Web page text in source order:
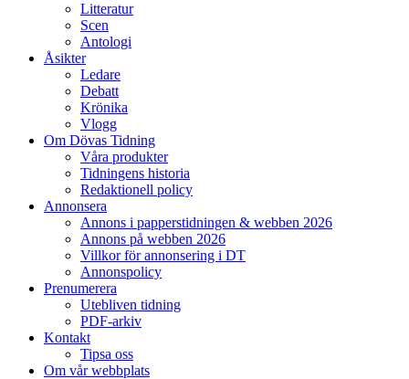
Litteratur
Scen
Antologi
Åsikter
Ledare
Debatt
Krönika
Vlogg
Om Dövas Tidning
Våra produkter
Tidningens historia
Redaktionell policy
Annonsera
Annons i papperstidningen & webben 2026
Annons på webben 2026
Villkor för annonsering i DT
Annonspolicy
Prenumerera
Utebliven tidning
PDF-arkiv
Kontakt
Tipsa oss
Om vår webbplats